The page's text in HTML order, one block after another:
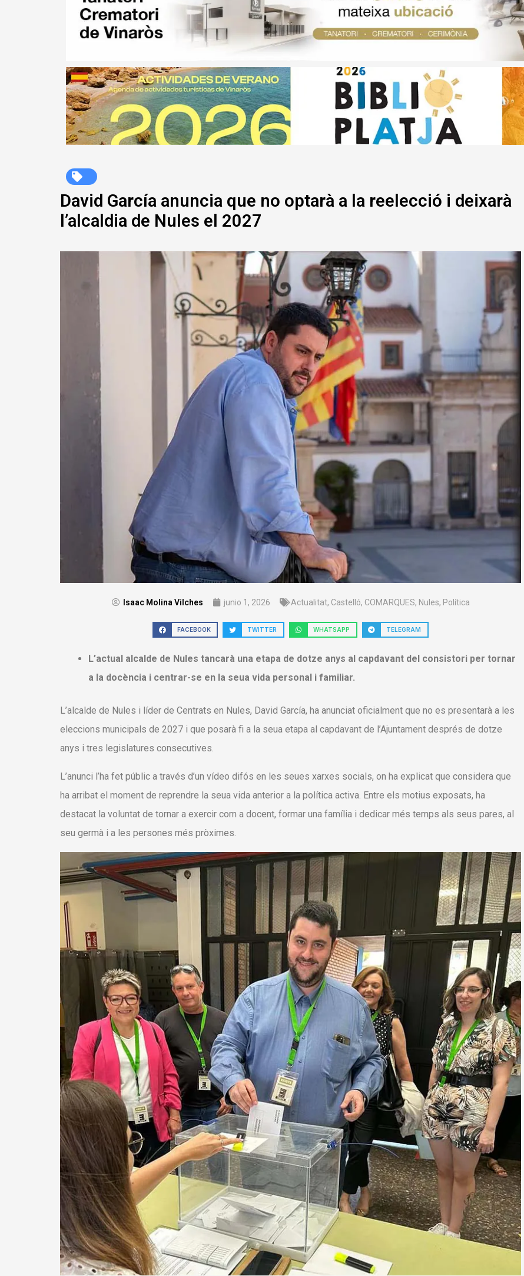
David García anuncia que no optarà a la reelecció i deixarà
l’alcaldia de Nules el 2027
Isaac Molina Vilches junio 1, 2026 Actualitat, Castelló, COMARQUES, Nules, Política
FACEBOOK TWITTER WHATSAPP TELEGRAM
L’actual alcalde de Nules tancarà una etapa de dotze anys al capdavant del consistori per tornar
a la docència i centrar-se en la seua vida personal i familiar.
L’alcalde de Nules i líder de Centrats en Nules, David García, ha anunciat oficialment que no es presentarà a les
eleccions municipals de 2027 i que posarà fi a la seua etapa al capdavant de l’Ajuntament després de dotze
anys i tres legislatures consecutives.
L’anunci l’ha fet públic a través d’un vídeo difós en les seues xarxes socials, on ha explicat que considera que
ha arribat el moment de reprendre la seua vida anterior a la política activa. Entre els motius exposats, ha
destacat la voluntat de tornar a exercir com a docent, formar una família i dedicar més temps als seus pares, al
seu germà i a les persones més pròximes.